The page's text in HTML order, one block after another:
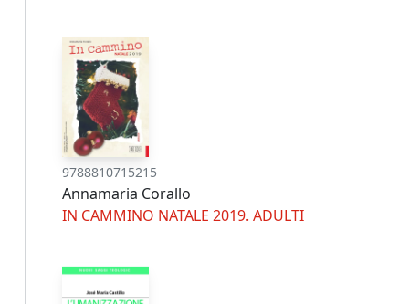
9788810715215
Annamaria Corallo
IN CAMMINO NATALE 2019. ADULTI